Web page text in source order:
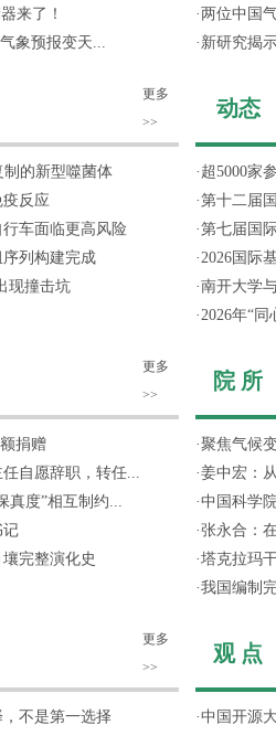
来了！
象预报变天...
更多
>>
的新型噬菌体
反应
车面临更高风险
列构建完成
现撞击坑
更多
>>
捐赠
自愿辞职，转任...
真度”相互制约...
记
完整演化史
更多
>>
不是第一选择
· 两位中国
· 新研究揭
动态
· 超5000家
·第十二届
·第七届国
·2026国际
·南开大学
·2026年“
院 所
·聚焦气候
·姜中宏：
·中国科学
·张永合：
·塔克拉玛
·我国编制
观 点
·中国开源